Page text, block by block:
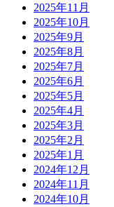
2025年11月
2025年10月
2025年9月
2025年8月
2025年7月
2025年6月
2025年5月
2025年4月
2025年3月
2025年2月
2025年1月
2024年12月
2024年11月
2024年10月